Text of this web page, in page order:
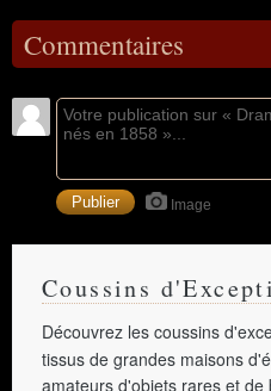
Commentaires
Image
Coussins
Découvrez les coussins
tissus de grandes maisons
amateurs d'objets rares et